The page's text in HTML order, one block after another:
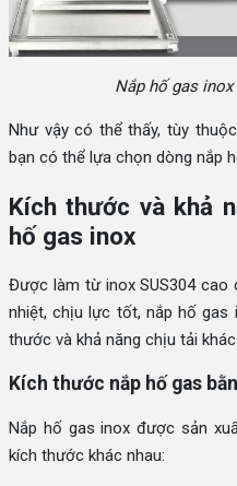
Nắp hố gas
Như vậy có thể thấy, tùy
bạn có thể lựa chọn dòng nắp
Kích thước và khả
hố gas inox
Được làm từ inox SUS304 cao
nhiệt, chịu lực tốt, nắp hố gas
thước và khả năng chịu tải khác
Kích thước nắp hố gas
Nắp hố gas inox được sản
kích thước khác nhau: